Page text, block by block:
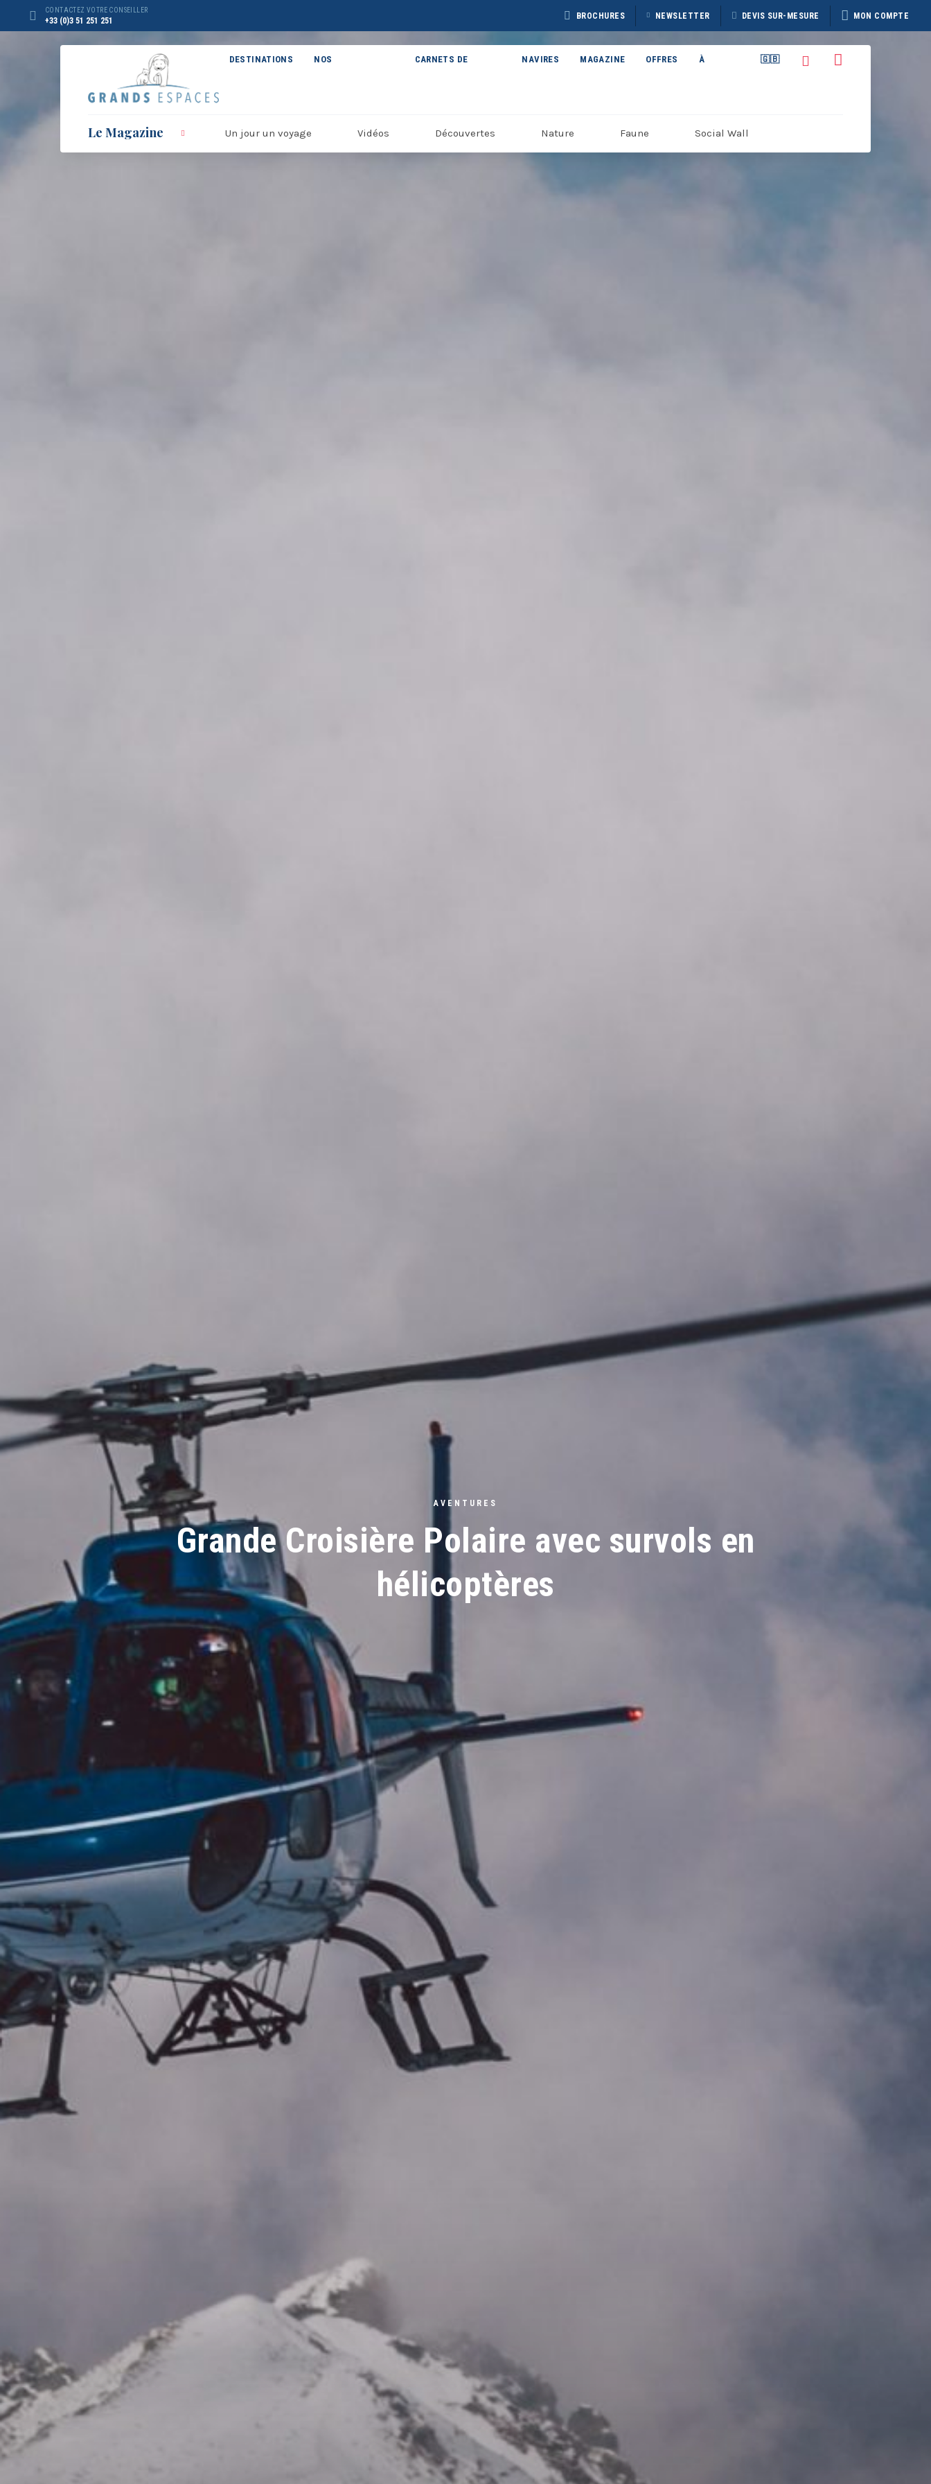
Panneau de gestion des cookies
CONTACTEZ VOTRE CONSEILLER
+33 (0)3 51 251 251 BROCHURES
BROCHURE CAPTAIN
ARCTIC 2027
NEWSLETTER DEVIS SUR-MESURE MON COMPTE
DESTINATIONS NOS
THÉMATIQUES
CARNETS DE
VOYAGE
NAVIRES MAGAZINE OFFRES À
PROPOS
🇬🇧
Le Magazine Un jour un voyage Vidéos Découvertes Nature Faune Social Wall
AVENTURES
Grande Croisière Polaire avec survols en
hélicoptères